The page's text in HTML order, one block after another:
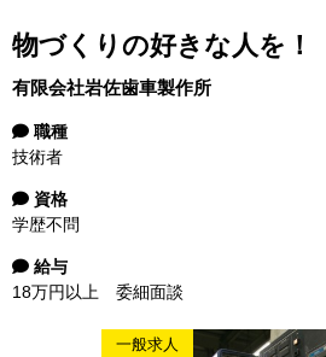
物づくりの好きな人を！
有限会社岩佐歯車製作所
職種
技術者
資格
学歴不問
給与
18万円以上 委細面談
一般求人